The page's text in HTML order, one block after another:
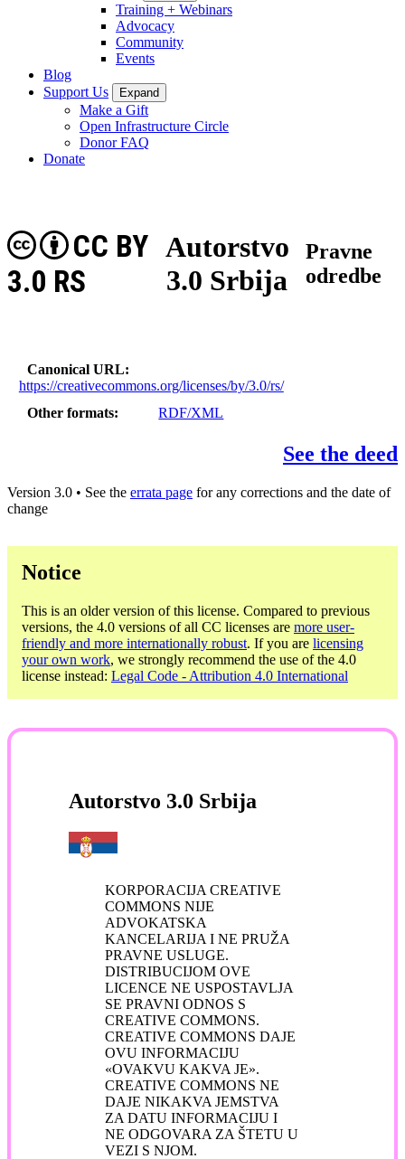
Training + Webinars
Advocacy
Community
Events
Blog
Support Us
Expand
Make a Gift
Open Infrastructure Circle
Donor FAQ
Donate
Autorstvo
3.0 Srbija
CC BY
3.0 RS
Pravne
odredbe
Canonical URL
https://creativecommons.org/licenses/by/3.0/rs/
Other formats
RDF/XML
See the deed
Version 3.0 • See the errata page for any corrections and the date of
change
Notice
This is an older version of this license. Compared to previous
versions, the 4.0 versions of all CC licenses are more user-
friendly and more internationally robust. If you are licensing
your own work, we strongly recommend the use of the 4.0
license instead: Legal Code - Attribution 4.0 International
Autorstvo 3.0 Srbija
KORPORACIJA CREATIVE
COMMONS NIJE
ADVOKATSKA
KANCELARIJA I NE PRUŽA
PRAVNE USLUGE.
DISTRIBUCIJOM OVE
LICENCE NE USPOSTAVLJA
SE PRAVNI ODNOS S
CREATIVE COMMONS.
CREATIVE COMMONS DAJE
OVU INFORMACIJU
«OVAKVU KAKVA JE».
CREATIVE COMMONS NE
DAJE NIKAKVA JEMSTVA
ZA DATU INFORMACIJU I
NE ODGOVARA ZA ŠTETU U
VEZI S NJOM.